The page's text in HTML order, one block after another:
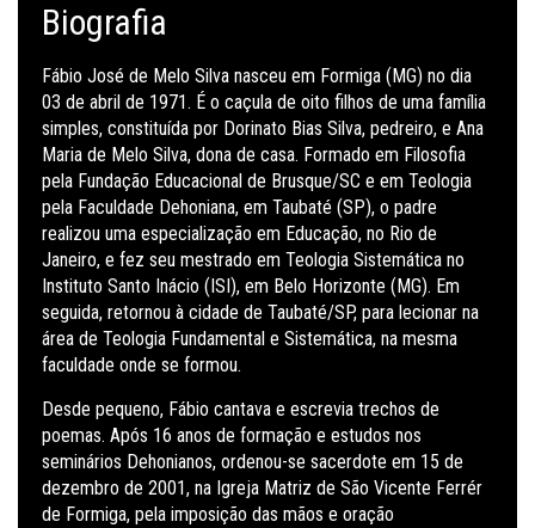
Biografia
Fábio José de Melo Silva nasceu em Formiga (MG) no dia
03 de abril de 1971. É o caçula de oito filhos de uma família
simples, constituída por Dorinato Bias Silva, pedreiro, e Ana
Maria de Melo Silva, dona de casa. Formado em Filosofia
pela Fundação Educacional de Brusque/SC e em Teologia
pela Faculdade Dehoniana, em Taubaté (SP), o padre
realizou uma especialização em Educação, no Rio de
Janeiro, e fez seu mestrado em Teologia Sistemática no
Instituto Santo Inácio (ISI), em Belo Horizonte (MG). Em
seguida, retornou à cidade de Taubaté/SP, para lecionar na
área de Teologia Fundamental e Sistemática, na mesma
faculdade onde se formou.
Desde pequeno, Fábio cantava e escrevia trechos de
poemas. Após 16 anos de formação e estudos nos
seminários Dehonianos, ordenou-se sacerdote em 15 de
dezembro de 2001, na Igreja Matriz de São Vicente Ferrér
de Formiga, pela imposição das mãos e oração